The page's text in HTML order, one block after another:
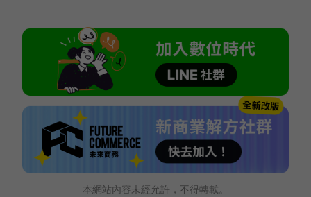
本網站內容未經允許，不得轉載。